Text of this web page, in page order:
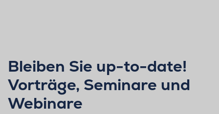
Bleiben Sie up-to-date!
Vorträge, Seminare und
Webinare